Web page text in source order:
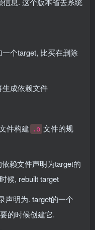
个target, 比买在删除
生成依赖文件
件构建 .o 文件的规
赖文件声明为target的
候, rebuilt target
声明为. target的一个
的时候创建它.